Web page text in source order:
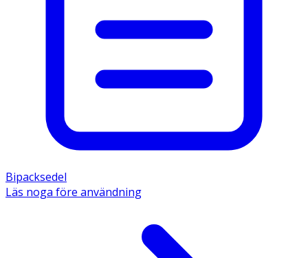
Bipacksedel
Läs noga före användning